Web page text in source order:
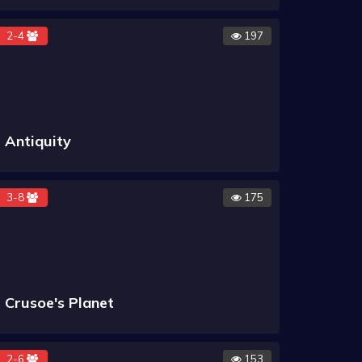
2-4 197
Antiquity
3-8 175
Crusoe's Planet
2-6 153